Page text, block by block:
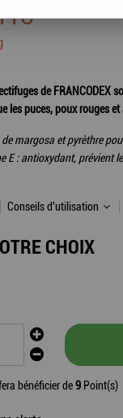
de FRANCODEX
les puces, poux rouges
margosa et pyrèthre
E : antioxydant, prévient
Conseils d'utilisation
CHOIX
bénéficier de9 Point(s)